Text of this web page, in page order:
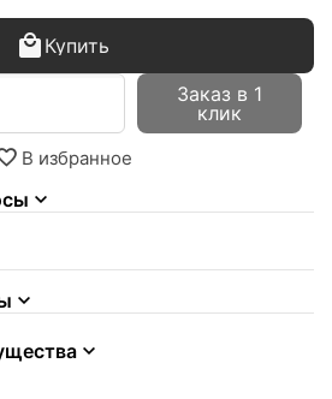
Купить
Заказ в 1
клик
В избранное